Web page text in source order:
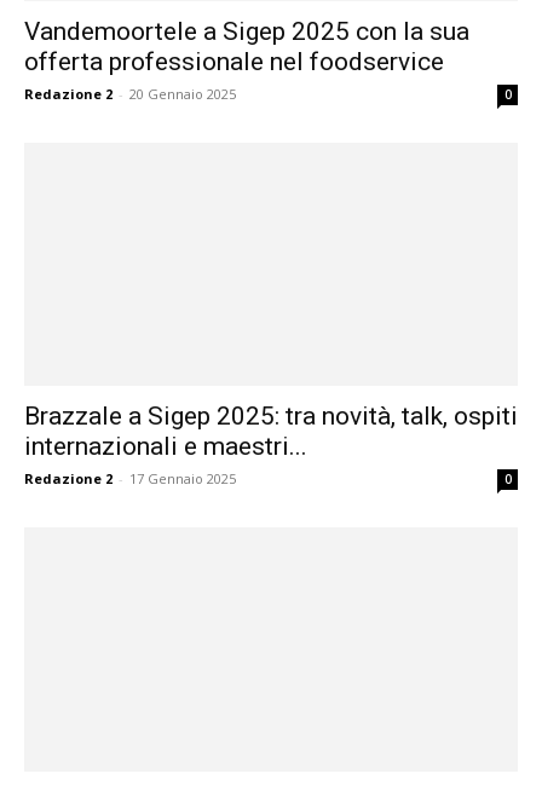
Vandemoortele a Sigep 2025 con la sua
offerta professionale nel foodservice
Redazione 2 - 20 Gennaio 2025 0
Brazzale a Sigep 2025: tra novità, talk, ospiti
internazionali e maestri...
Redazione 2 - 17 Gennaio 2025 0